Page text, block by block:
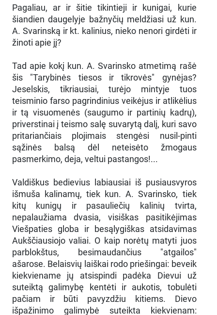
Pagaliau, ar ir šitie tikintieji ir kunigai, kurie
šiandien daugelyje bažnyčių meldžiasi už kun.
A. Svarinską ir kt. kalinius, nieko nenori girdėti ir
žinoti apie jį?
Tad apie kokį kun. A. Svarinsko atmetimą rašė
šis "Tarybinės tiesos ir tikrovės" gynėjas?
Jeselskis, tikriausiai, turėjo mintyje tuos
teisminio farso pagrindinius veikėjus ir atlikėlius
ir tą visuomenės (saugumo ir partinių kadrų),
priverstinai į teismo salę suvarytą dalį, kuri savo
pritariančiais plojimais stengėsi nusil-pinti
sąžinės balsą dėl neteisėto žmogaus
pasmerkimo, deja, veltui pastangos!...
Valdiškus bedievius labiausiai iš pusiausvyros
išmuša kalinamų, tiek kun. A. Svarinsko, tiek
kitų kunigų ir pasauliečių kalinių tvirta,
nepalaužiama dvasia, visiškas pasitikėjimas
Viešpaties globa ir besąlygiškas atsidavimas
Aukščiausiojo valiai. O kaip norėtų matyti juos
parblokštus, besimaudančius "atgailos"
ašarose. Belaisvių laiškai rodo priešingai: beveik
kiekviename jų atsispindi padėka Dievui už
suteiktą galimybę kentėti ir aukotis, tobulėti
pačiam ir būti pavyzdžiu kitiems. Dievo
išpažinimo galimybė suteikta kiekvienam: